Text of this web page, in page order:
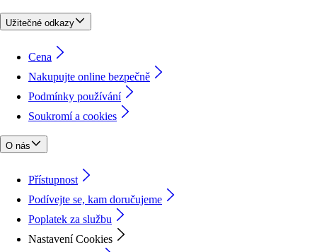
Užitečné odkazy
Cena
Nakupujte online bezpečně
Podmínky používání
Soukromí a cookies
O nás
Přístupnost
Podívejte se, kam doručujeme
Poplatek za službu
Nastavení Cookies